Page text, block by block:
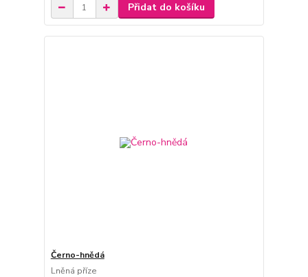
Přidat do košíku
Černo-hnědá
Lněná příze